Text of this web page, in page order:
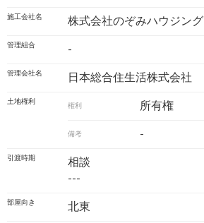
施工会社名 株式会社のぞみハウジング
管理組合 -
管理会社名 日本総合住生活株式会社
土地権利
権利 所有権
備考 -
引渡時期
相談
---
部屋向き 北東